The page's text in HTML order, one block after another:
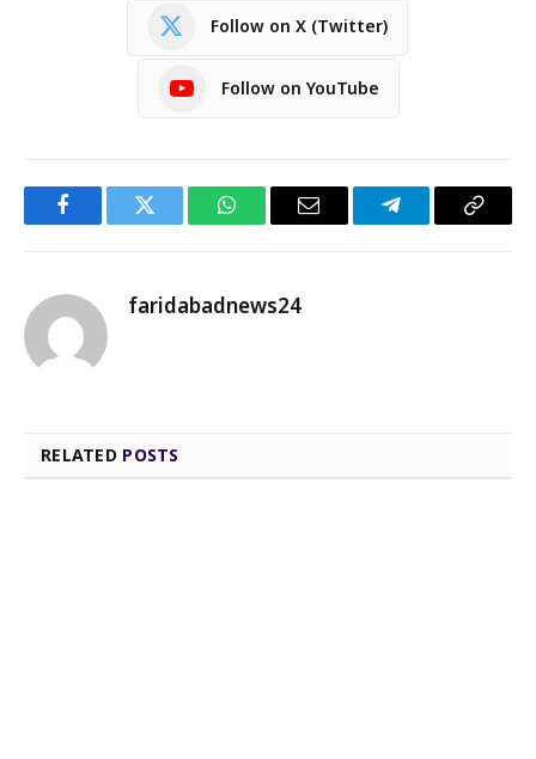
Follow on X (Twitter)
Follow on YouTube
FacebookTwitter WhatsAppEmail TelegramCopy
faridabadnews24
RELATED POSTS